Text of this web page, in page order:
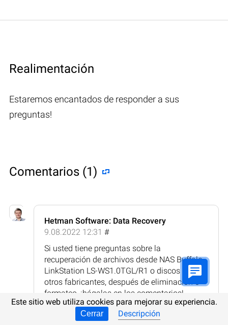
Realimentación
Estaremos encantados de responder a sus
preguntas!
Comentarios (1)
Hetman Software: Data Recovery
9.08.2022 12:31 #
Si usted tiene preguntas sobre la
recuperación de archivos desde NAS Buffalo
LinkStation LS-WS1.0TGL/R1 o discos de
otros fabricantes, después de eliminación o
formateo, ¡hágalas en los comentarios!
Respuesta
Este sitio web utiliza cookies para mejorar su experiencia.
Cerrar Descripción